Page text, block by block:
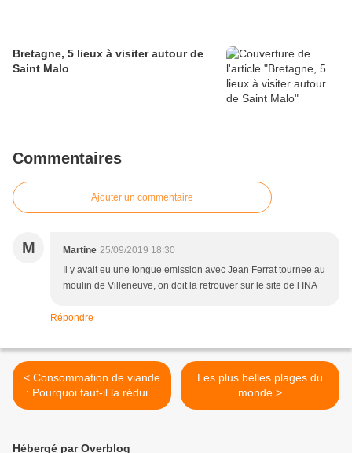
Bretagne, 5 lieux à visiter autour de
Saint Malo
Commentaires
Ajouter un commentaire
M Martine 25/09/2019 18:30
Il y avait eu une longue emission avec Jean Ferrat tournee au
moulin de Villeneuve, on doit la retrouver sur le site de l INA
Répondre
< Consommation de viande
: Pourquoi faut-il la réduire
?
Les plus belles plages du
monde >
Hébergé par Overblog